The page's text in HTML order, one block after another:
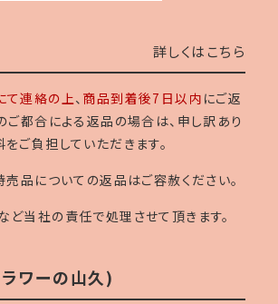
詳しくはこちら
て連絡の上、 商品到着後7日以内 にご返
ご都合による返品の場合は、申し訳あり
ご負担していただきます。
売品についての返品はご容赦ください。
当社の責任で処理させて頂きます。
ワーの山久)